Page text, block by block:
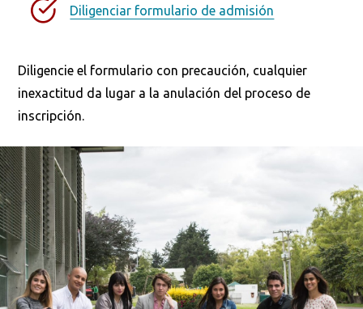
Diligenciar formulario de admisión
Diligencie el formulario con precaución, cualquier
inexactitud da lugar a la anulación del proceso de
inscripción.